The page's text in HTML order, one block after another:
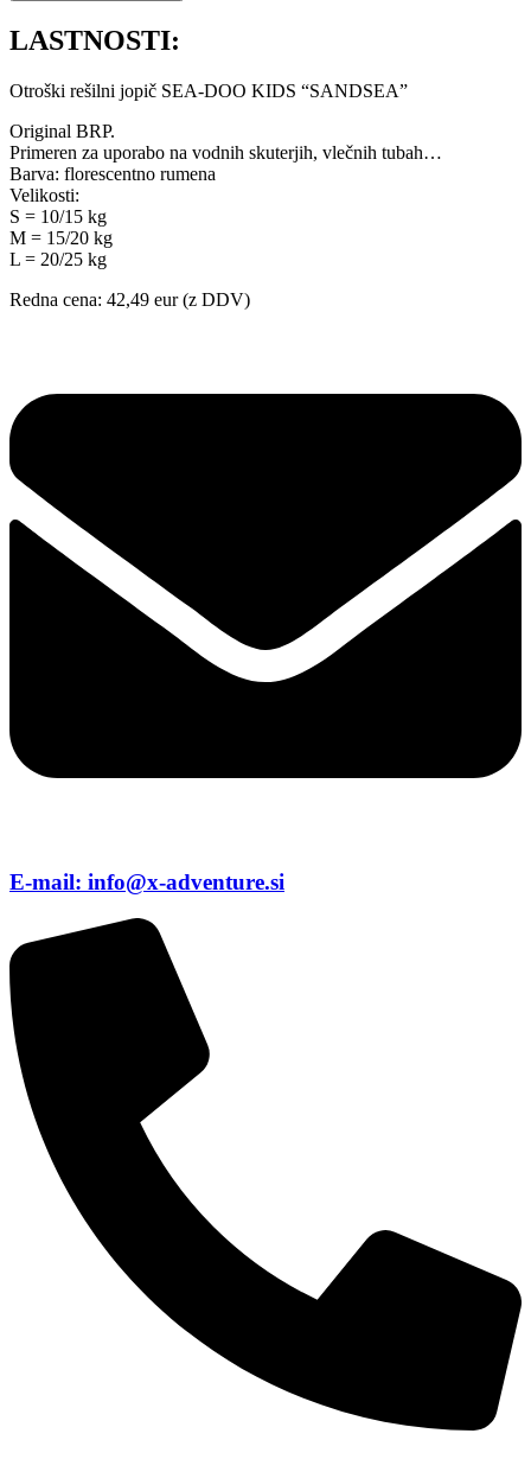
LASTNOSTI:
Otroški rešilni jopič SEA-DOO KIDS “SANDSEA”
Original BRP.
Primeren za uporabo na vodnih skuterjih, vlečnih tubah…
Barva: florescentno rumena
Velikosti:
S = 10/15 kg
M = 15/20 kg
L = 20/25 kg
Redna cena: 42,49 eur (z DDV)
E-mail: info@x-adventure.si